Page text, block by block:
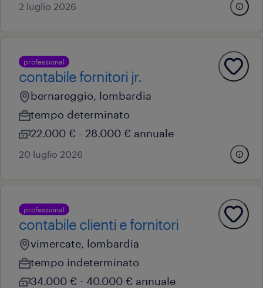
2 luglio 2026
professional
contabile fornitori jr.
bernareggio, lombardia
tempo determinato
22.000 € - 28.000 € annuale
20 luglio 2026
professional
contabile clienti e fornitori
vimercate, lombardia
tempo indeterminato
34.000 € - 40.000 € annuale